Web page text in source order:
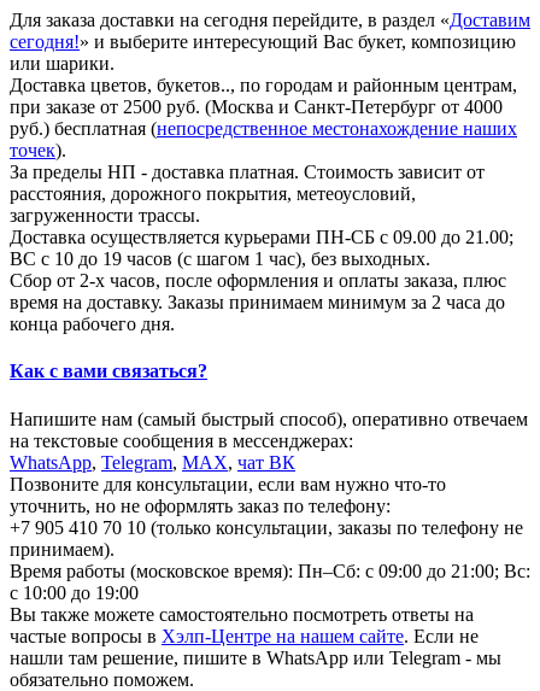
Для заказа доставки на сегодня перейдите, в раздел «Доставим
сегодня!» и выберите интересующий Вас букет, композицию
или шарики.
Доставка цветов, букетов.., по городам и районным центрам,
при заказе от 2500 руб. (Москва и Санкт-Петербург от 4000
руб.) бесплатная (непосредственное местонахождение наших
точек).
За пределы НП - доставка платная. Стоимость зависит от
расстояния, дорожного покрытия, метеоусловий,
загруженности трассы.
Доставка осуществляется курьерами ПН-СБ с 09.00 до 21.00;
ВС с 10 до 19 часов (с шагом 1 час), без выходных.
Сбор от 2-х часов, после оформления и оплаты заказа, плюс
время на доставку. Заказы принимаем минимум за 2 часа до
конца рабочего дня.
Как с вами связаться?
Напишите нам (самый быстрый способ), оперативно отвечаем
на текстовые сообщения в мессенджерах:
WhatsApp, Telegram, МАХ, чат ВК
Позвоните для консультации, если вам нужно что-то
уточнить, но не оформлять заказ по телефону:
+7 905 410 70 10 (только консультации, заказы по телефону не
принимаем).
Время работы (московское время): Пн–Сб: с 09:00 до 21:00; Вс:
с 10:00 до 19:00
Вы также можете самостоятельно посмотреть ответы на
частые вопросы в Хэлп-Центре на нашем сайте. Если не
нашли там решение, пишите в WhatsApp или Telegram - мы
обязательно поможем.